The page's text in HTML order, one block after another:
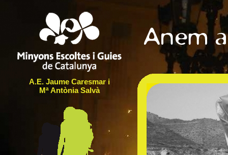
A.E. Jaume Caresmar i
Mª Antònia Salvà